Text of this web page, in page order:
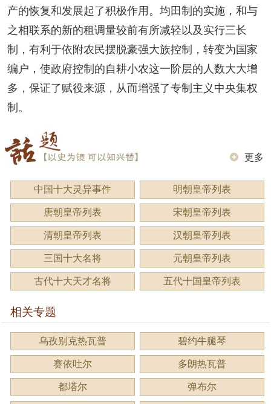
产的恢复和发展起了积极作用。均田制的实施，和与
之相联系的新的租调量较前有所减轻以及实行三长
制，有利于依附农民摆脱豪强大族控制，转变为国家
编户，使政府控制的自耕小农这一阶层的人数大大增
多，保证了赋役来源，从而增强了专制主义中央集权
制。
更多
中国十大灵异事件 明朝皇帝列表
唐朝皇帝列表 宋朝皇帝列表
清朝皇帝列表 汉朝皇帝列表
三国十大名将 元朝皇帝列表
古代十大天才名将 五代十国皇帝列表
相关专题
乌孜别克热瓦普 碧约牛腿琴
赛依吐尔 多朗热瓦普
都塔尔 弹布尔